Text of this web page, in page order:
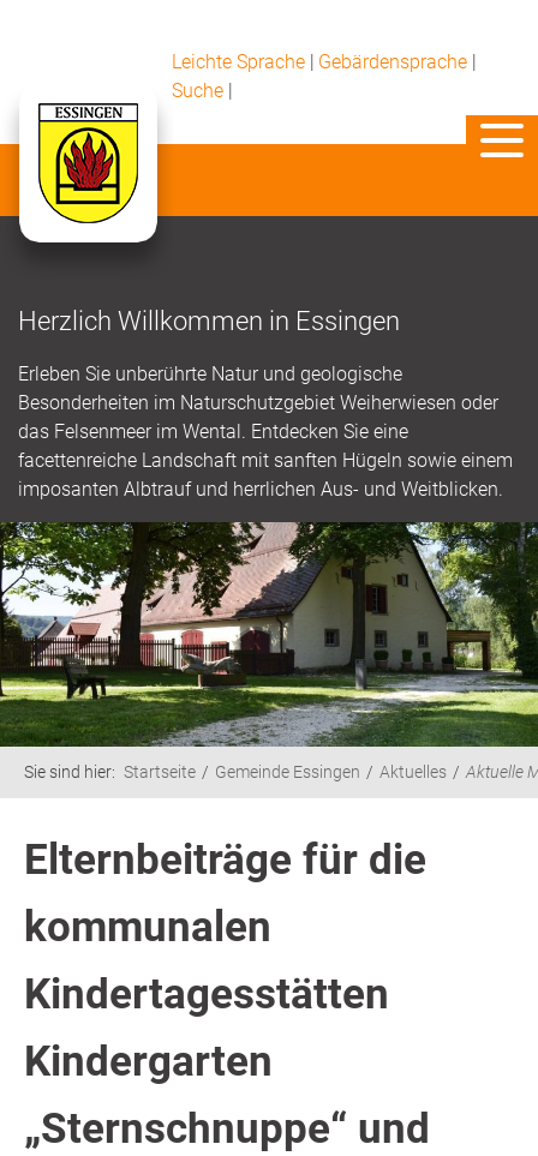
Leichte Sprache | Gebärdensprache |
Suche |
Herzlich Willkommen in Essingen
Erleben Sie unberührte Natur und geologische
Besonderheiten im Naturschutzgebiet Weiherwiesen oder
das Felsenmeer im Wental. Entdecken Sie eine
facettenreiche Landschaft mit sanften Hügeln sowie einem
imposanten Albtrauf und herrlichen Aus- und Weitblicken.
Sie sind hier: Startseite Gemeinde Essingen Aktuelles Aktuelle
Elternbeiträge für die
kommunalen
Kindertagesstätten
Kindergarten
„Sternschnuppe“ und